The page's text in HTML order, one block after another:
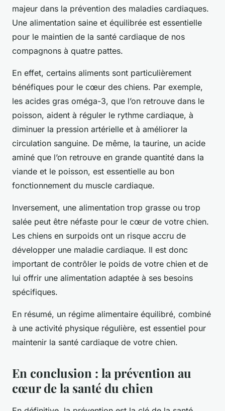
majeur dans la prévention des maladies cardiaques.
Une alimentation saine et équilibrée est essentielle
pour le maintien de la santé cardiaque de nos
compagnons à quatre pattes.
En effet, certains aliments sont particulièrement
bénéfiques pour le cœur des chiens. Par exemple,
les acides gras oméga-3, que l’on retrouve dans le
poisson, aident à réguler le rythme cardiaque, à
diminuer la pression artérielle et à améliorer la
circulation sanguine. De même, la taurine, un acide
aminé que l’on retrouve en grande quantité dans la
viande et le poisson, est essentielle au bon
fonctionnement du muscle cardiaque.
Inversement, une alimentation trop grasse ou trop
salée peut être néfaste pour le cœur de votre chien.
Les chiens en surpoids ont un risque accru de
développer une maladie cardiaque. Il est donc
important de contrôler le poids de votre chien et de
lui offrir une alimentation adaptée à ses besoins
spécifiques.
En résumé, un régime alimentaire équilibré, combiné
à une activité physique régulière, est essentiel pour
maintenir la santé cardiaque de votre chien.
En conclusion : la prévention au
cœur de la santé du chien